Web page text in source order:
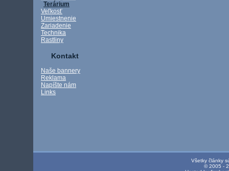
Terárium
Veľkosť
Umiestnenie
Zariadenie
Technika
Rastliny
Kontakt
Naše bannery
Reklama
Napíšte nám
Links
Všetky články
© 2005 -